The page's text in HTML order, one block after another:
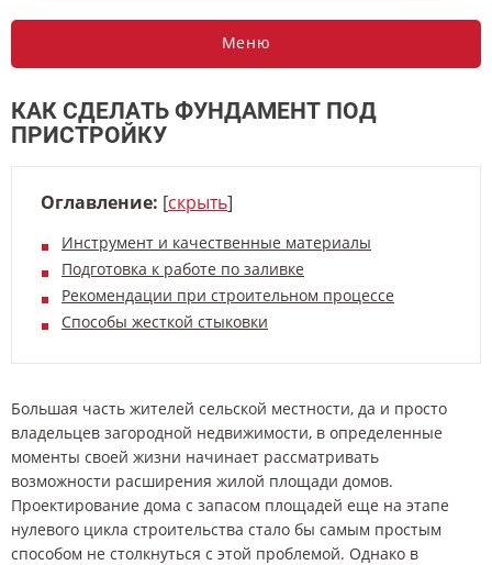
Меню
КАК СДЕЛАТЬ ФУНДАМЕНТ ПОД
ПРИСТРОЙКУ
Оглавление: [скрыть]
Инструмент и качественные материалы
Подготовка к работе по заливке
Рекомендации при строительном процессе
Способы жесткой стыковки
Большая часть жителей сельской местности, да и просто
владельцев загородной недвижимости, в определенные
моменты своей жизни начинает рассматривать
возможности расширения жилой площади домов.
Проектирование дома с запасом площадей еще на этапе
нулевого цикла строительства стало бы самым простым
способом не столкнуться с этой проблемой. Однако в